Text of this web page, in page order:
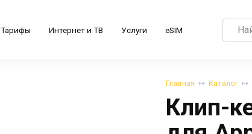
Тарифы Интернет и ТВ Услуги eSIM
Search
for:
Главная Каталог
Клип-